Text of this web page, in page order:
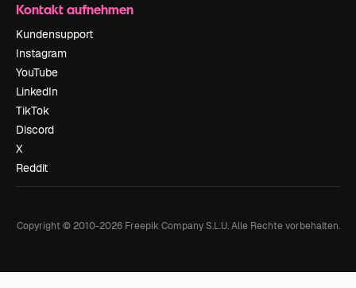
Kontakt aufnehmen
Kundensupport
Instagram
YouTube
LinkedIn
TikTok
Discord
X
Reddit
Copyright © 2010-2026Freepik Company S.L.U. Alle Rechte vorbehalten.